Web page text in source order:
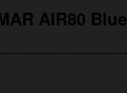
AIR80 Blue